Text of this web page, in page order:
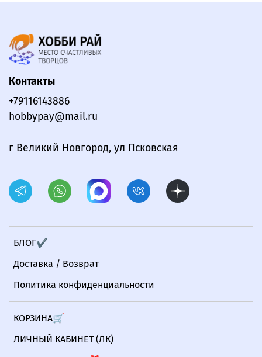
БЛОГ✔
Доставка / Возврат
Политика конфиденциальности
КОРЗИНА🛒
ЛИЧНЫЙ КАБИНЕТ (ЛК)
Контакты
+79116143886
hobbypay@mail.ru
г Великий Новгород, ул Псковская